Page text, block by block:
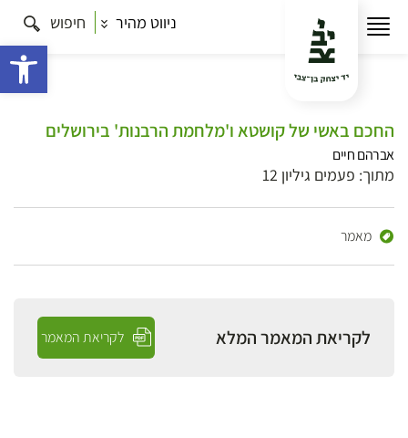
ניווט מהיר חיפוש
החכם באשי של קושטא ו'מלחמת הרבנות' בירושלים
אברהם חיים
מתוך: פעמים גיליון 12
מאמר
לקריאת המאמר המלא לקריאת המאמר